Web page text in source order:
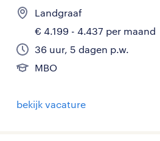
Landgraaf
€ 4.199 - 4.437 per maand
36 uur, 5 dagen p.w.
MBO
bekijk vacature